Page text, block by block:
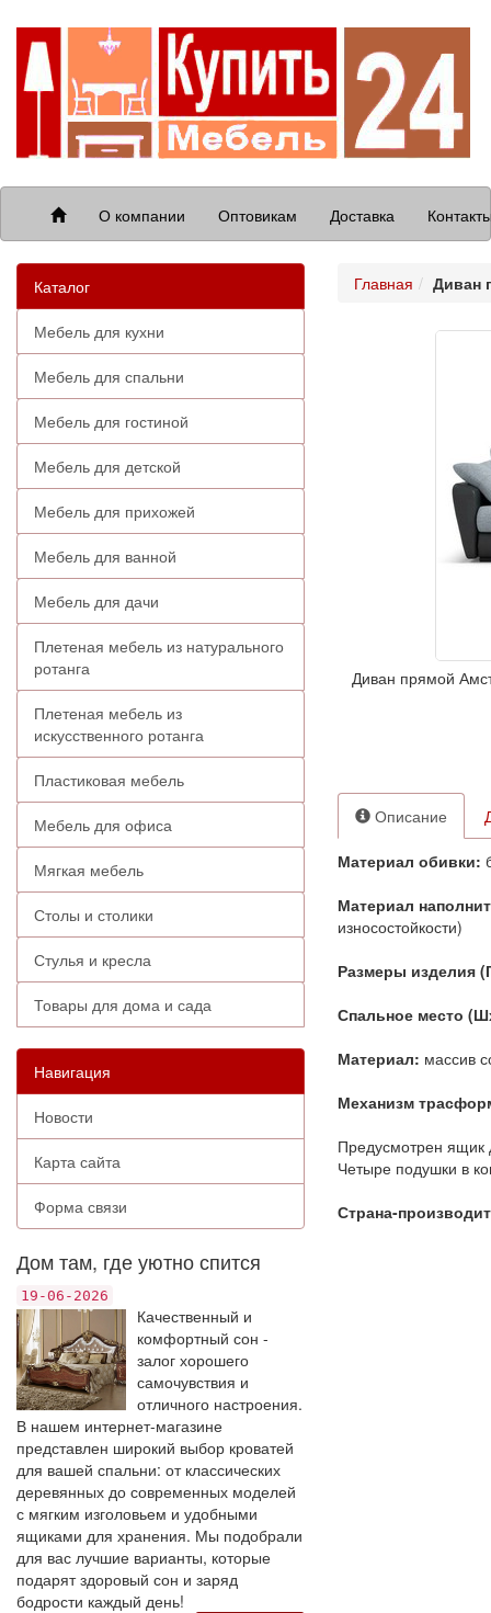
О компании Оптовикам Доставка
Каталог
Мебель для кухни
Мебель для спальни
Мебель для гостиной
Мебель для детской
Мебель для прихожей
Мебель для ванной
Мебель для дачи
Плетеная мебель из натурального
ротанга
Плетеная мебель из
искусственного ротанга
Пластиковая мебель
Мебель для офиса
Мягкая мебель
Столы и столики
Стулья и кресла
Товары для дома и сада
Навигация
Новости
Карта сайта
Форма связи
Дом там, где уютно спится
19-06-2026
Качественный и
комфортный сон -
залог хорошего
самочувствия и
отличного настроения.
В нашем интернет-магазине
представлен широкий выбор кроватей
для вашей спальни: от классических
деревянных до современных моделей
с мягким изголовьем и удобными
ящиками для хранения. Мы подобрали
для вас лучшие варианты, которые
подарят здоровый сон и заряд
бодрости каждый день!
Главная Диван
Диван прямой
Описание
Материал обивки:
Материал
износостойкости)
Размеры изделия
Спальное место
Материал: массив
Механизм
Предусмотрен ящик
Четыре подушки в
Страна-